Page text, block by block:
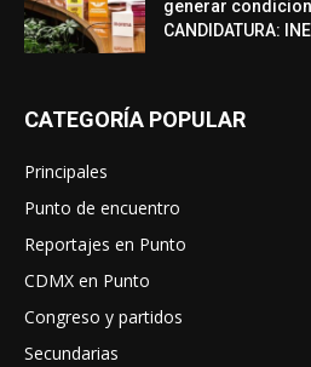
generar
CANDIDATURA: INE
CATEGORÍA POPULAR
Principales
Punto de encuentro
Reportajes en Punto
CDMX en Punto
Congreso y partidos
Secundarias